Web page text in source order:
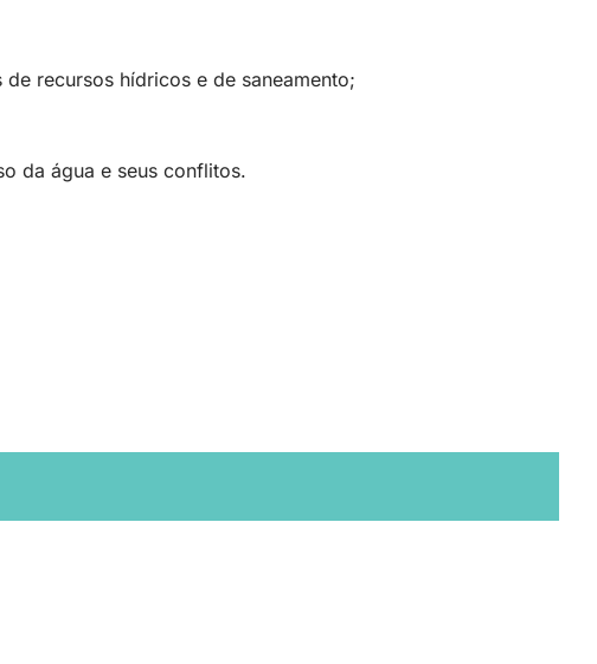
recursos hídricos e de saneamento;
da água e seus conflitos.